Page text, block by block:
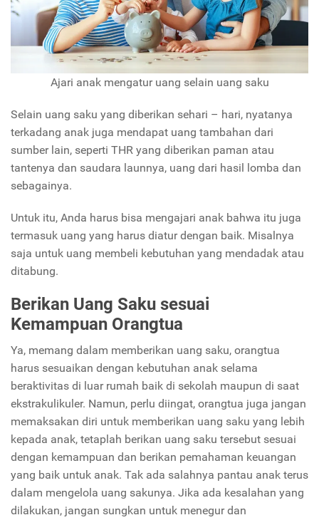
Ajari anak mengatur uang selain uang saku
Selain uang saku yang diberikan sehari – hari, nyatanya
terkadang anak juga mendapat uang tambahan dari
sumber lain, seperti THR yang diberikan paman atau
tantenya dan saudara launnya, uang dari hasil lomba dan
sebagainya.
Untuk itu, Anda harus bisa mengajari anak bahwa itu juga
termasuk uang yang harus diatur dengan baik. Misalnya
saja untuk uang membeli kebutuhan yang mendadak atau
ditabung.
Berikan Uang Saku sesuai
Kemampuan Orangtua
Ya, memang dalam memberikan uang saku, orangtua
harus sesuaikan dengan kebutuhan anak selama
beraktivitas di luar rumah baik di sekolah maupun di saat
ekstrakulikuler. Namun, perlu diingat, orangtua juga jangan
memaksakan diri untuk memberikan uang saku yang lebih
kepada anak, tetaplah berikan uang saku tersebut sesuai
dengan kemampuan dan berikan pemahaman keuangan
yang baik untuk anak. Tak ada salahnya pantau anak terus
dalam mengelola uang sakunya. Jika ada kesalahan yang
dilakukan, jangan sungkan untuk menegur dan